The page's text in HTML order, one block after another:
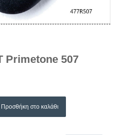
Primetone 507
Προσθήκη στο καλάθι